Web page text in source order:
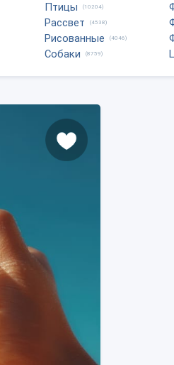
Птицы (10204)
Рассвет (4538)
Рисованные (4046)
Собаки (8759)